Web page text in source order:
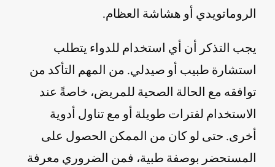
الروماتويدي أو هشاشة العظام.
يجب التذكر أن أي استخدام للدواء يتطلب
استشارة طبيب أو صيدلي. من المهم التأكد من
توافقه مع الحالة الصحية للمريض، خاصةً عند
الاستخدام لفترات طويلة أو مع تناول أدوية
أخرى. حتى لو كان من الممكن الحصول على
المستحضر بوصفة طبية، فمن الضروري معرفة